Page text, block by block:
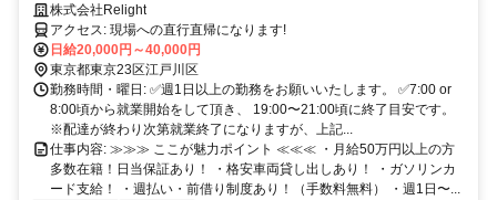
株式会社Relight
アクセス: 現場への直行直帰になります!
日給20,000円～40,000円
東京都東京23区江戸川区
勤務時間・曜日: ✅週1日以上の勤務をお願いいたします。 ✅7:00 or
8:00頃から就業開始をして頂き、 19:00〜21:00頃に終了目安です。
※配達が終わり次第就業終了になりますが、上記...
仕事内容: ≫≫≫ ここが魅力ポイント ≪≪≪ ・月給50万円以上の方
多数在籍！日当保証あり！ ・格安車両貸し出しあり！ ・ガソリンカ
ード支給！ ・週払い・前借り制度あり！（手数料無料） ・週1日〜...